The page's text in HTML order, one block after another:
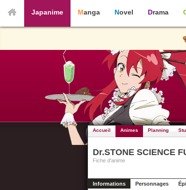
Japanime Manga Novel Drama
Accueil Animes Planning
Dr.STONE SCIENCE
Fiche d'anime
Informations Personnages